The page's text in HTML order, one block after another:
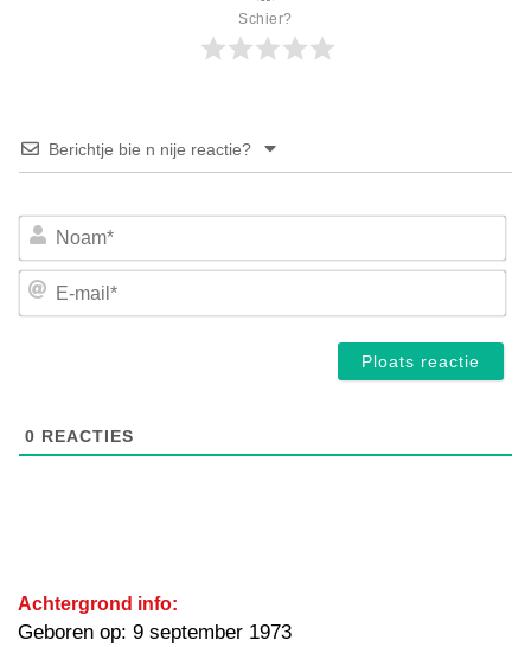
Schier?
Berichtje bie n nije reactie?
E-
0 REACTIES
Achtergrond info:
Geboren op: 9 september 1973